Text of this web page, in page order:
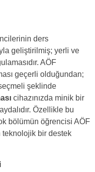
ders
geliştirilmiş; yerli ve
AÖF
geçerli olduğundan;
şeklinde
cihazınızda minik bir
Özellikle bu
bölümün öğrencisi AÖF
teknolojik bir destek